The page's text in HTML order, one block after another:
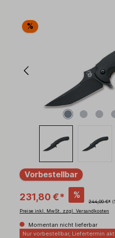
Bildergalerie überspringen
%
Vorbestellbar
231,80 €* %
244,00 €*
Preise inkl. MwSt. zzgl. Versandkosten
Momentan nicht lieferbar
Nur vorbestellbar, Liefertermin